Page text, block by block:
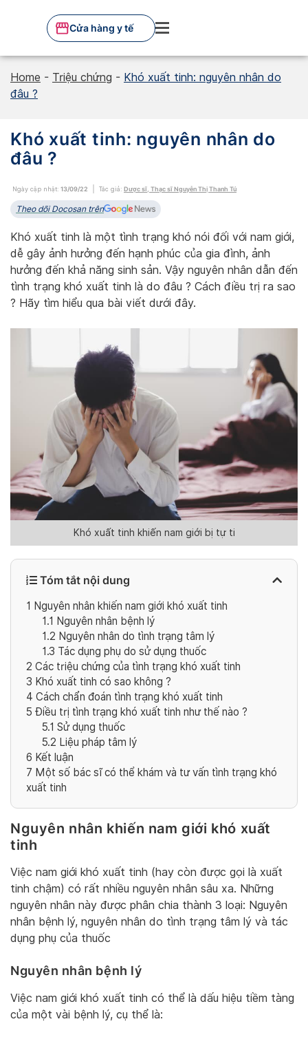
Cửa hàng y tế
Home - Triệu chứng - Khó xuất tinh: nguyên nhân do
đâu ?
Khó xuất tinh: nguyên nhân do
đâu ?
Ngày cập nhật: 13/09/22 Tác giả: Dược sĩ, Thạc sĩ Nguyễn Thị Thanh Tú
Theo dõi Docosan trên
Khó xuất tinh là một tình trạng khó nói đối với nam giới,
dễ gây ảnh hưởng đến hạnh phúc của gia đình, ảnh
hưởng đến khả năng sinh sản. Vậy nguyên nhân dẫn đến
tình trạng khó xuất tinh là do đâu ? Cách điều trị ra sao
? Hãy tìm hiểu qua bài viết dưới đây.
Khó xuất tinh khiến nam giới bị tự ti
Tóm tắt nội dung
1 Nguyên nhân khiến nam giới khó xuất tinh
1.1 Nguyên nhân bệnh lý
1.2 Nguyên nhân do tình trạng tâm lý
1.3 Tác dụng phụ do sử dụng thuốc
2 Các triệu chứng của tình trạng khó xuất tinh
3 Khó xuất tinh có sao không ?
4 Cách chẩn đoán tình trạng khó xuất tinh
5 Điều trị tình trạng khó xuất tinh như thế nào ?
5.1 Sử dụng thuốc
5.2 Liệu pháp tâm lý
6 Kết luận
7 Một số bác sĩ có thể khám và tư vấn tình trạng khó
xuất tinh
Nguyên nhân khiến nam giới khó xuất
tinh
Việc nam giới khó xuất tinh (hay còn được gọi là xuất
tinh chậm) có rất nhiều nguyên nhân sâu xa. Những
nguyên nhân này được phân chia thành 3 loại: Nguyên
nhân bệnh lý, nguyên nhân do tình trạng tâm lý và tác
dụng phụ của thuốc
Nguyên nhân bệnh lý
Việc nam giới khó xuất tinh có thể là dấu hiệu tiềm tàng
của một vài bệnh lý, cụ thể là: